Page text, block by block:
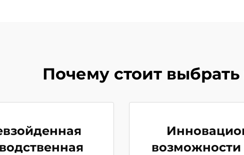
Почему стоит